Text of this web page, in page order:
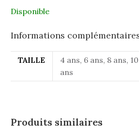
Disponible
Informations
TAILLE
4 ans, 6 ans, 8 ans,
ans
Produits similaires